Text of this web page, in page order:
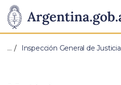
Presidencia
de
Pasar al contenido principal
… Inspección General de Justicia